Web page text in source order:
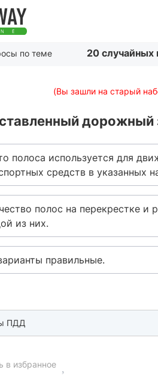
по теме 20 случайных
(Вы зашли на старый
дорожный
полоса используется для
средств в указанных
полос на перекрестке и
из них.
правильные.
ПДД
в избранное